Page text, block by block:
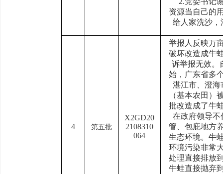
资源当自己的
给人家洗沙，
4 第五批
X2GD20
2108310
064
举报人反映万
破坏改造成牛
诉举报无效。
始，广东省多
湛江市、澄海
（基本农田）
批改造成了牛
在政府领导不
管、包庇地方
生态环境。牛
环境污染非常
处理直接排放
牛蛙直接抛弃